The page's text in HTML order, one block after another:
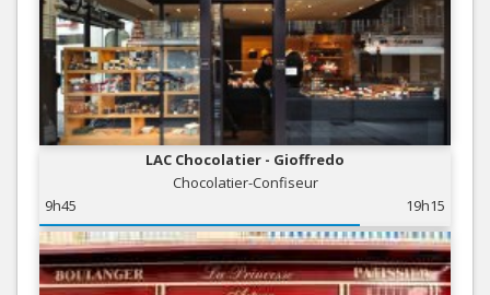
LAC Chocolatier - Gioffredo
Chocolatier-Confiseur
9h45
19h15